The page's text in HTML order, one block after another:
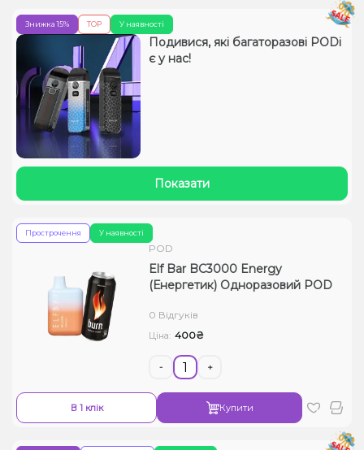
У наявності
Знижка 15% TOP
Подивися, які багаторазові PODі
є у нас!
Показати
У наявності
Прострочення
POD
Elf Bar BC3000 Energy
(Енергетик) Одноразовий POD
0 Відгуків
Ціна: 400₴
- +
В 1 клік Купити